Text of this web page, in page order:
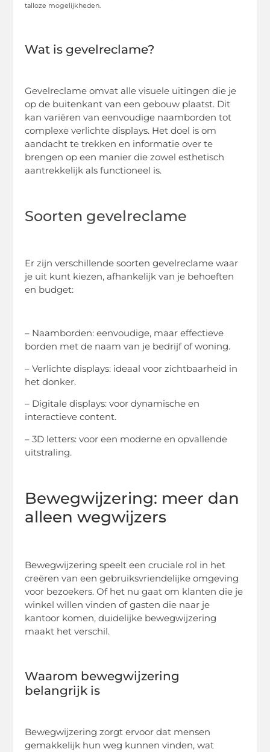
talloze mogelijkheden.
Wat is gevelreclame?
Gevelreclame omvat alle visuele uitingen die je
op de buitenkant van een gebouw plaatst. Dit
kan variëren van eenvoudige naamborden tot
complexe verlichte displays. Het doel is om
aandacht te trekken en informatie over te
brengen op een manier die zowel esthetisch
aantrekkelijk als functioneel is.
Soorten gevelreclame
Er zijn verschillende soorten gevelreclame waar
je uit kunt kiezen, afhankelijk van je behoeften
en budget:
– Naamborden: eenvoudige, maar effectieve
borden met de naam van je bedrijf of woning.
– Verlichte displays: ideaal voor zichtbaarheid in
het donker.
– Digitale displays: voor dynamische en
interactieve content.
– 3D letters: voor een moderne en opvallende
uitstraling.
Bewegwijzering: meer dan
alleen wegwijzers
Bewegwijzering speelt een cruciale rol in het
creëren van een gebruiksvriendelijke omgeving
voor bezoekers. Of het nu gaat om klanten die je
winkel willen vinden of gasten die naar je
kantoor komen, duidelijke bewegwijzering
maakt het verschil.
Waarom bewegwijzering
belangrijk is
Bewegwijzering zorgt ervoor dat mensen
gemakkelijk hun weg kunnen vinden, wat